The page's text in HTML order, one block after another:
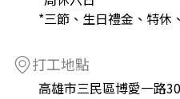
*三節、生日禮金、特休
打工地點
高雄市三民區博愛一路